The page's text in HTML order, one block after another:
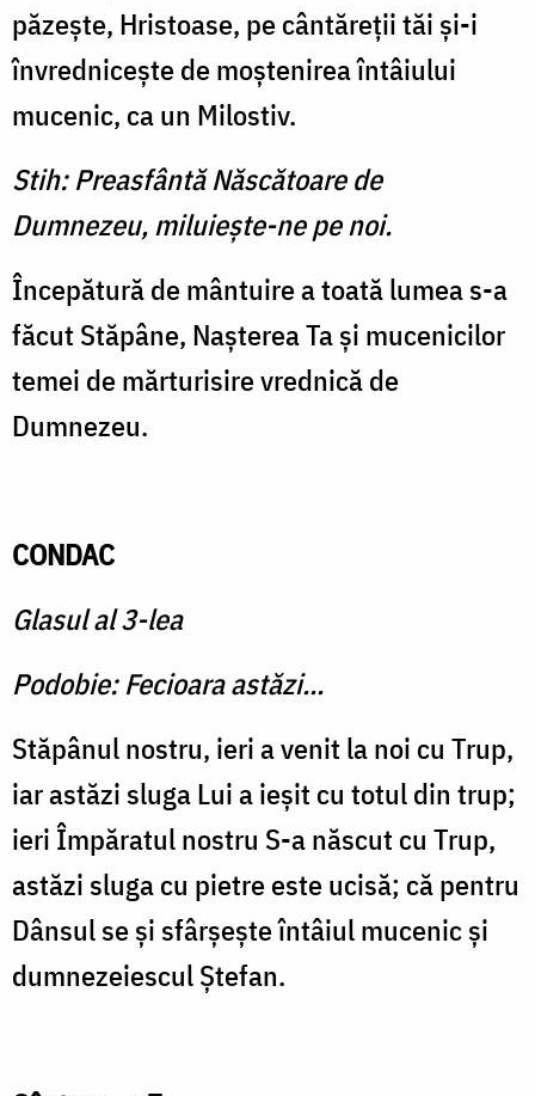
păzeşte, Hristoase, pe cântăreţii tăi şi-i
învredniceşte de moştenirea întâiului
mucenic, ca un Milostiv.
Stih: Preasfântă Născătoare de
Dumnezeu, miluieşte-ne pe noi.
Începătură de mântuire a toată lumea s-a
făcut Stăpâne, Naşterea Ta şi mucenicilor
temei de mărturisire vrednică de
Dumnezeu.
CONDAC
Glasul al 3-lea
Podobie: Fecioara astăzi...
Stăpânul nostru, ieri a venit la noi cu Trup,
iar astăzi sluga Lui a ieşit cu totul din trup;
ieri Împăratul nostru S-a născut cu Trup,
astăzi sluga cu pietre este ucisă; că pentru
Dânsul se şi sfârşeşte întâiul mucenic şi
dumnezeiescul Ştefan.